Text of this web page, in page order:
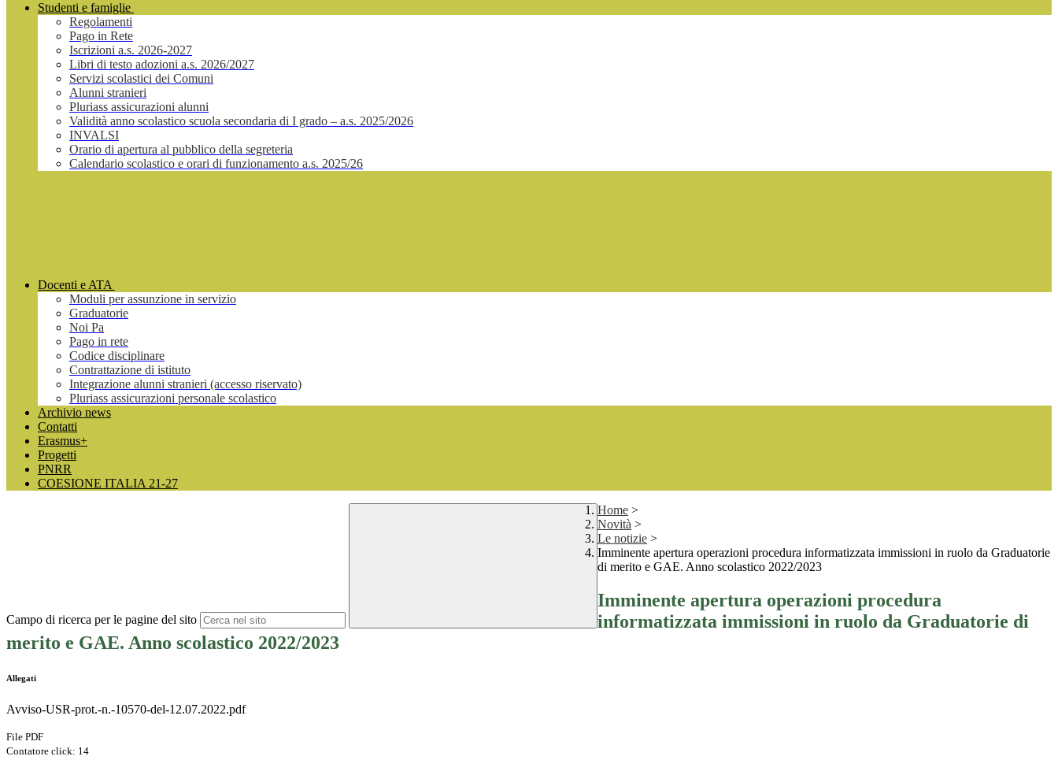
Studenti e famiglie
Regolamenti
Pago in Rete
Iscrizioni a.s. 2026-2027
Libri di testo adozioni a.s. 2026/2027
Servizi scolastici dei Comuni
Alunni stranieri
Pluriass assicurazioni alunni
Validità anno scolastico scuola secondaria di I grado – a.s. 2025/2026
INVALSI
Orario di apertura al pubblico della segreteria
Calendario scolastico e orari di funzionamento a.s. 2025/26
Docenti e ATA
Moduli per assunzione in servizio
Graduatorie
Noi Pa
Pago in rete
Codice disciplinare
Contrattazione di istituto
Integrazione alunni stranieri (accesso riservato)
Pluriass assicurazioni personale scolastico
Archivio news
Contatti
Erasmus+
Progetti
PNRR
COESIONE ITALIA 21-27
Campo di ricerca per le pagine del sito
Home >
Novità >
Le notizie >
Imminente apertura operazioni procedura informatizzata immissioni in ruolo da Graduatorie
di merito e GAE. Anno scolastico 2022/2023
Imminente apertura operazioni procedura
informatizzata immissioni in ruolo da Graduatorie di
merito e GAE. Anno scolastico 2022/2023
Allegati
Avviso-USR-prot.-n.-10570-del-12.07.2022.pdf
File PDF
Contatore click: 14